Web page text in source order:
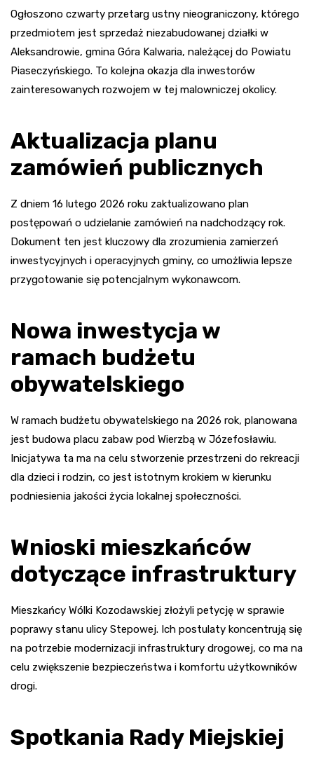
Ogłoszono czwarty przetarg ustny nieograniczony, którego
przedmiotem jest sprzedaż niezabudowanej działki w
Aleksandrowie, gmina Góra Kalwaria, należącej do Powiatu
Piaseczyńskiego. To kolejna okazja dla inwestorów
zainteresowanych rozwojem w tej malowniczej okolicy.
Aktualizacja planu
zamówień publicznych
Z dniem 16 lutego 2026 roku zaktualizowano plan
postępowań o udzielanie zamówień na nadchodzący rok.
Dokument ten jest kluczowy dla zrozumienia zamierzeń
inwestycyjnych i operacyjnych gminy, co umożliwia lepsze
przygotowanie się potencjalnym wykonawcom.
Nowa inwestycja w
ramach budżetu
obywatelskiego
W ramach budżetu obywatelskiego na 2026 rok, planowana
jest budowa placu zabaw pod Wierzbą w Józefosławiu.
Inicjatywa ta ma na celu stworzenie przestrzeni do rekreacji
dla dzieci i rodzin, co jest istotnym krokiem w kierunku
podniesienia jakości życia lokalnej społeczności.
Wnioski mieszkańców
dotyczące infrastruktury
Mieszkańcy Wólki Kozodawskiej złożyli petycję w sprawie
poprawy stanu ulicy Stepowej. Ich postulaty koncentrują się
na potrzebie modernizacji infrastruktury drogowej, co ma na
celu zwiększenie bezpieczeństwa i komfortu użytkowników
drogi.
Spotkania Rady Miejskiej